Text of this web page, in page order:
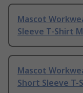
Mascot
Sleeve T-Shirt M
Mascot
Short Sleeve T-